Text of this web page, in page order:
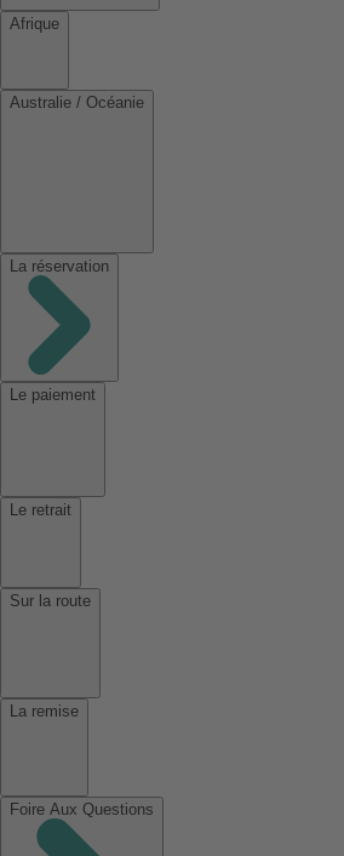
Afrique
Australie / Océanie
La réservation
Le paiement
Le retrait
Sur la route
La remise
Foire Aux Questions